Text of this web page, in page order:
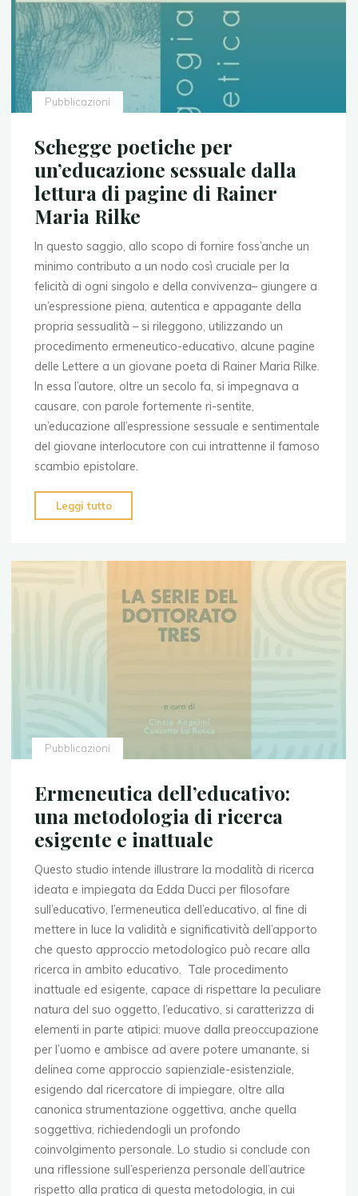
Pubblicazioni
Schegge poetiche per
un’educazione sessuale dalla
lettura di pagine di Rainer
Maria Rilke
In questo saggio, allo scopo di fornire foss’anche un
minimo contributo a un nodo così cruciale per la
felicità di ogni singolo e della convivenza– giungere a
un’espressione piena, autentica e appagante della
propria sessualità – si rileggono, utilizzando un
procedimento ermeneutico-educativo, alcune pagine
delle Lettere a un giovane poeta di Rainer Maria Rilke.
In essa l’autore, oltre un secolo fa, si impegnava a
causare, con parole fortemente ri-sentite,
un’educazione all’espressione sessuale e sentimentale
del giovane interlocutore con cui intrattenne il famoso
scambio epistolare.
Leggi tutto
poetiche
un’educazione
dalla
lettura
Pubblicazioni
Ermeneutica dell’educativo:
una metodologia di ricerca
esigente e inattuale
Questo studio intende illustrare la modalità di ricerca
ideata e impiegata da Edda Ducci per filosofare
sull’educativo, l’ermeneutica dell’educativo, al fine di
mettere in luce la validità e significatività dell’apporto
che questo approccio metodologico può recare alla
ricerca in ambito educativo. Tale procedimento
inattuale ed esigente, capace di rispettare la peculiare
natura del suo oggetto, l’educativo, si caratterizza di
elementi in parte atipici: muove dalla preoccupazione
per l’uomo e ambisce ad avere potere umanante, si
delinea come approccio sapienziale-esistenziale,
esigendo dal ricercatore di impiegare, oltre alla
canonica strumentazione oggettiva, anche quella
soggettiva, richiedendogli un profondo
coinvolgimento personale. Lo studio si conclude con
una riflessione sull’esperienza personale dell’autrice
rispetto alla pratica di questa metodologia, in cui